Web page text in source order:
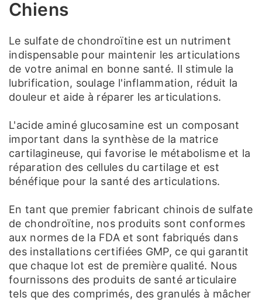
Chiens
Le sulfate de chondroïtine est un nutriment
indispensable pour maintenir les articulations
de votre animal en bonne santé. Il stimule la
lubrification, soulage l'inflammation, réduit la
douleur et aide à réparer les articulations.
L'acide aminé glucosamine est un composant
important dans la synthèse de la matrice
cartilagineuse, qui favorise le métabolisme et la
réparation des cellules du cartilage et est
bénéfique pour la santé des articulations.
En tant que premier fabricant chinois de sulfate
de chondroïtine, nos produits sont conformes
aux normes de la FDA et sont fabriqués dans
des installations certifiées GMP, ce qui garantit
que chaque lot est de première qualité. Nous
fournissons des produits de santé articulaire
tels que des comprimés, des granulés à mâcher